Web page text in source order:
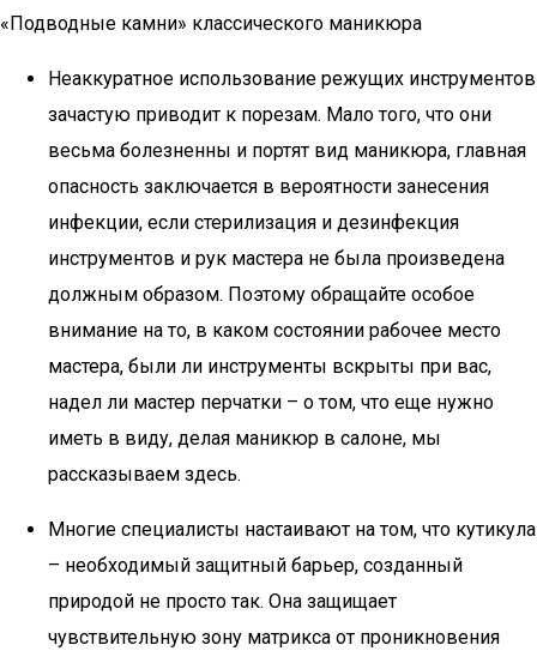
«Подводные камни» классического маникюра
Неаккуратное использование режущих инструментов
зачастую приводит к порезам. Мало того, что они
весьма болезненны и портят вид маникюра, главная
опасность заключается в вероятности занесения
инфекции, если стерилизация и дезинфекция
инструментов и рук мастера не была произведена
должным образом. Поэтому обращайте особое
внимание на то, в каком состоянии рабочее место
мастера, были ли инструменты вскрыты при вас,
надел ли мастер перчатки – о том, что еще нужно
иметь в виду, делая маникюр в салоне, мы
рассказываем здесь.
Многие специалисты настаивают на том, что кутикула
– необходимый защитный барьер, созданный
природой не просто так. Она защищает
чувствительную зону матрикса от проникновения